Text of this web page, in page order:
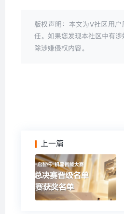
版权声明：本文为V社区用
任。如果您发现本社区中有
除涉嫌侵权内容。
上一篇